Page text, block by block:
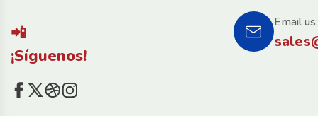
📲
¡Síguenos!
Email us: